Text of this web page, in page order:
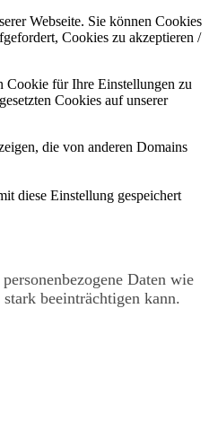
Webseite. Sie können Cookies
Cookies zu akzeptieren /
Cookie für Ihre Einstellungen zu
Cookies auf unserer
die von anderen Domains
diese Einstellung gespeichert
Daten wie
beeinträchtigen kann.